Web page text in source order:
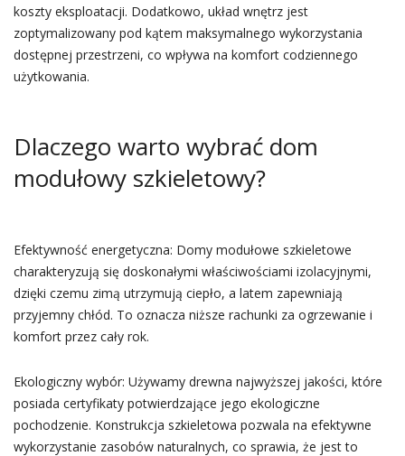
koszty eksploatacji. Dodatkowo, układ wnętrz jest
zoptymalizowany pod kątem maksymalnego wykorzystania
dostępnej przestrzeni, co wpływa na komfort codziennego
użytkowania.
Dlaczego warto wybrać dom
modułowy szkieletowy?
Efektywność energetyczna: Domy modułowe szkieletowe
charakteryzują się doskonałymi właściwościami izolacyjnymi,
dzięki czemu zimą utrzymują ciepło, a latem zapewniają
przyjemny chłód. To oznacza niższe rachunki za ogrzewanie i
komfort przez cały rok.
Ekologiczny wybór: Używamy drewna najwyższej jakości, które
posiada certyfikaty potwierdzające jego ekologiczne
pochodzenie. Konstrukcja szkieletowa pozwala na efektywne
wykorzystanie zasobów naturalnych, co sprawia, że jest to